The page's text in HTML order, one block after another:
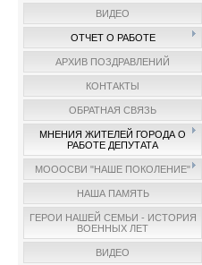
ВИДЕО
ОТЧЕТ О РАБОТЕ
АРХИВ ПОЗДРАВЛЕНИЙ
КОНТАКТЫ
ОБРАТНАЯ СВЯЗЬ
МНЕНИЯ ЖИТЕЛЕЙ ГОРОДА О
РАБОТЕ ДЕПУТАТА
МОООСВИ "НАШЕ ПОКОЛЕНИЕ"
НАША ПАМЯТЬ
ГЕРОИ НАШЕЙ СЕМЬИ - ИСТОРИЯ
ВОЕННЫХ ЛЕТ
ВИДЕО